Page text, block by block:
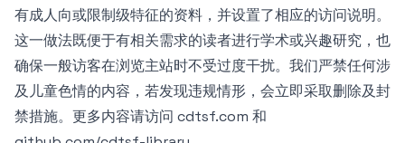
有成人向或限制级特征的资料，并设置了相应的访问说明。
这一做法既便于有相关需求的读者进行学术或兴趣研究，也
确保一般访客在浏览主站时不受过度干扰。我们严禁任何涉
及儿童色情的内容，若发现违规情形，会立即采取删除及封
禁措施。更多内容请访问 cdtsf.com 和